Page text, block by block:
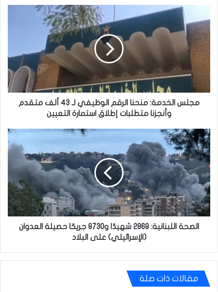
الخدمة:
منحنا
الرقم
الوظيفي
متقدم
وأنجزنا
استمارة
التعيين
مجلس الخدمة: منحنا الرقم الوظيفي لـ 43 ألف متقدم
وأنجزنا متطلبات إطلاق استمارة التعيين
الصحة
اللبنانية:
2869
شهيدًا
و8730
جريحًا
حصيلة
العدوان
(الإسرائيلي)
على
الصحة اللبنانية: 2869 شهيدًا و8730 جريحًا حصيلة العدوان
(الإسرائيلي) على البلاد
مقالات ذات صلة